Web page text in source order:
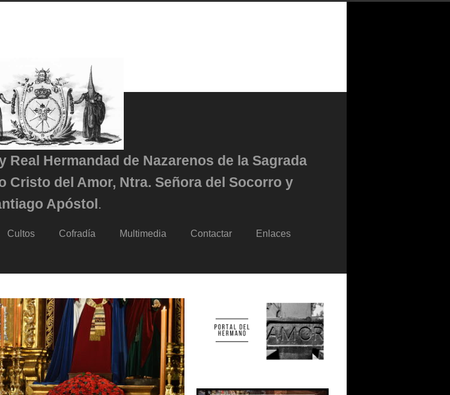
Hermandad de Nazarenos de la Sagrada
Cristo del Amor, Ntra. Señora del Socorro y
Apóstol.
Cultos Cofradía Multimedia Contactar Enlaces